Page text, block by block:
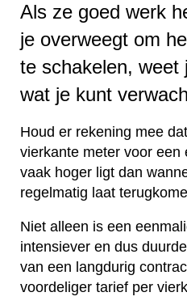
Als ze goed werk
je overweegt om
te schakelen, weet
wat je kunt
Houd er rekening mee
vierkante meter voor een
vaak hoger ligt dan
regelmatig laat
Niet alleen is een
intensiever en dus
van een langdurig
voordeliger tarief per